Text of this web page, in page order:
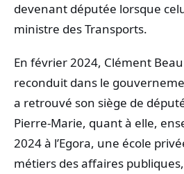
devenant députée lorsque
ministre des Transports.
En février 2024, Clément
reconduit dans le
a retrouvé son siège de
Pierre-Marie, quant à elle,
2024 à l’Egora, une école
métiers des affaires